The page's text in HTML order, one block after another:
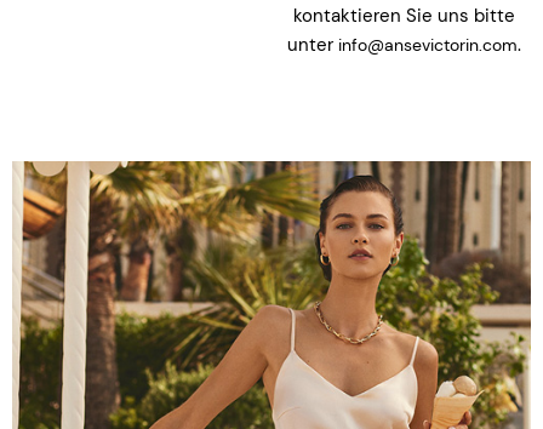
kontaktieren Sie uns bitte
unter info@ansevictorin.com.